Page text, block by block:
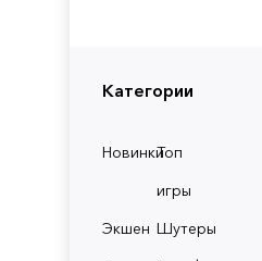
Категории
НовинкиТоп
игры
Экшен Шутеры